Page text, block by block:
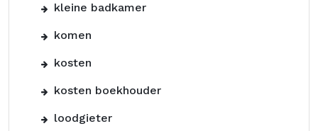
kleine badkamer
komen
kosten
kosten boekhouder
loodgieter